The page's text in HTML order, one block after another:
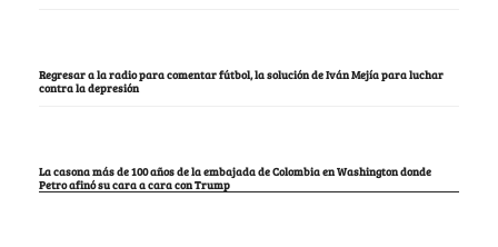
Regresar a la radio para comentar fútbol, la solución de Iván Mejía para luchar
contra la depresión
La casona más de 100 años de la embajada de Colombia en Washington donde
Petro afinó su cara a cara con Trump